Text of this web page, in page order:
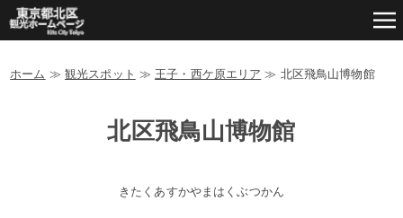
ホーム ≫ 観光スポット ≫ 王子・西ケ原エリア ≫ 北区飛鳥山博物館
北区飛鳥山博物館
きたくあすかやまはくぶつかん